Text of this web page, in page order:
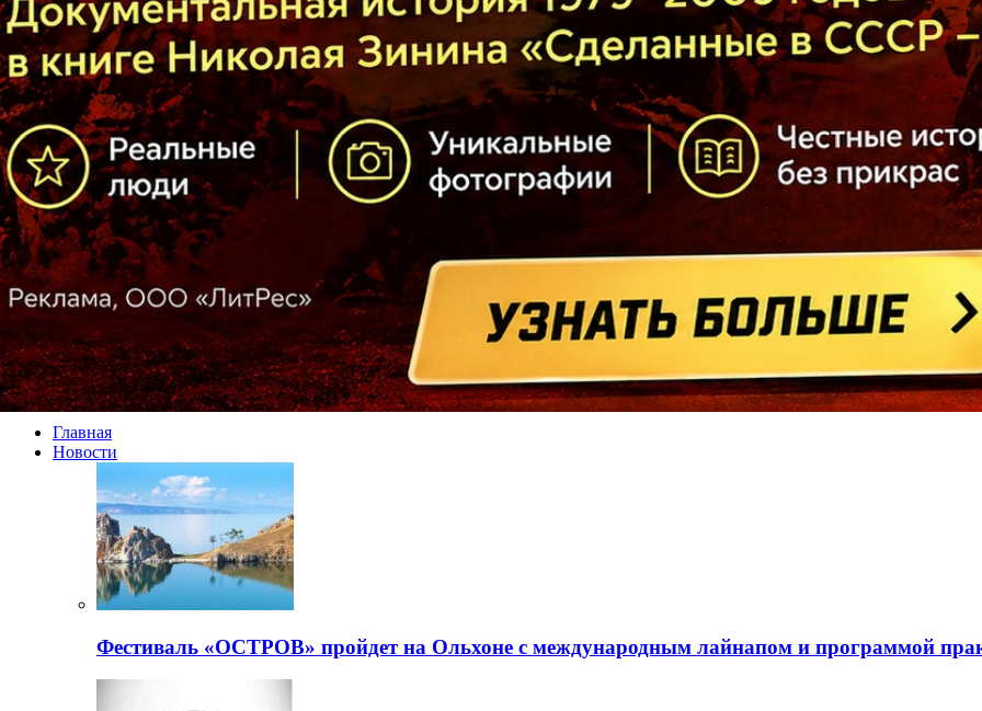
Главная
Новости
Фестиваль «ОСТРОВ» пройдет на Ольхоне с международным лайнапом и программой